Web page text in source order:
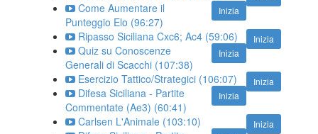
Inizia
Come Aumentare il
Punteggio Elo (96:27)
Inizia
Ripasso Siciliana Cxc6; Ac4 (59:06)
Inizia
Quiz su Conoscenze
Generali di Scacchi (107:38)
Inizia
Esercizio Tattico/Strategici (106:07)
Inizia
Difesa Siciliana - Partite
Commentate (Ae3) (60:41)
Inizia
Carlsen L'Animale (103:10)